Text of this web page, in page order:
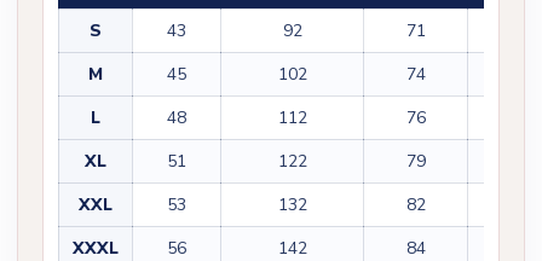
S 43 92 71
M
45 102 74
L
48 112 76
XL
51 122 79
XXL
53 132 82
XXXL
56 142 84